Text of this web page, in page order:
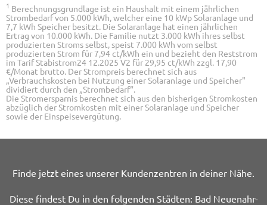
1 Berechnungsgrundlage ist ein Haushalt mit einem jährlichen
Strombedarf von 5.000 kWh, welcher eine 10 kWp Solaranlage und
7,7 kWh Speicher besitzt. Die Solaranlage hat einen jährlichen
Ertrag von 10.000 kWh. Die Familie nutzt 3.000 kWh ihres selbst
produzierten Stroms selbst, speist 7.000 kWh vom selbst
produzierten Strom für 7,94 ct/kWh ein und bezieht den Reststrom
im Tarif Stabistrom24 12.2025 V2 für 29,95 ct/kWh zzgl. 17,90
€/Monat brutto. Der Strompreis berechnet sich aus
„Verbrauchskosten bei Nutzung einer Solaranlage und Speicher"
dividiert durch den „Strombedarf“.
Die Stromersparnis berechnet sich aus den bisherigen Stromkosten
abzüglich der Stromkosten mit einer Solaranlage und Speicher
sowie der Einspeisevergütung.
Finde jetzt eines unserer Kundenzentren in deiner Nähe.
Diese findest Du in den folgenden Städten: Bad Neuenahr-